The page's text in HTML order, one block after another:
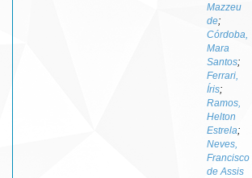
Mazzeu
de;
Córdoba,
Mara
Santos;
Ferrari,
Íris;
Ramos,
Helton
Estrela;
Neves,
Francisco
de Assis